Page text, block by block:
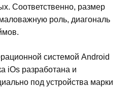
Соответственно, размер
роль, диагональ
системой Android
iOs разработана и
под устройства марки